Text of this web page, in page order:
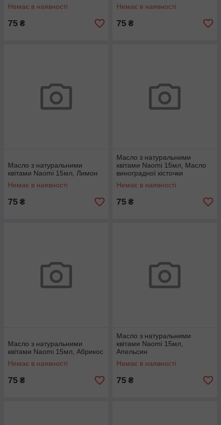
Немає в наявності
75 ₴
Немає в наявності
75 ₴
Масло з натуральними
квітами Naomi 15мл, Лимон
Немає в наявності
75 ₴
Масло з натуральними
квітами Naomi 15мл, Масло
виноградної кісточки
Немає в наявності
75 ₴
Масло з натуральними
квітами Naomi 15мл, Абрикос
Немає в наявності
75 ₴
Масло з натуральними
квітами Naomi 15мл,
Апельсин
Немає в наявності
75 ₴